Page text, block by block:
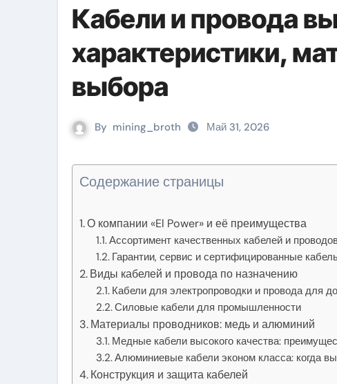
Кабели и провода
характеристики,
выбора
By mining_broth Май 31, 2026
Содержание страницы
О компании «El Power» и её преимущества
Ассортимент качественных кабелей и
Гарантии, сервис и сертифицированные
Виды кабелей и провода по назначению
Кабели для электропроводки и провода для
Силовые кабели для промышленности
Материалы проводников: медь и алюминий
Медные кабели высокого качества:
Алюминиевые кабели эконом класса: когда
Конструкция и защита кабелей